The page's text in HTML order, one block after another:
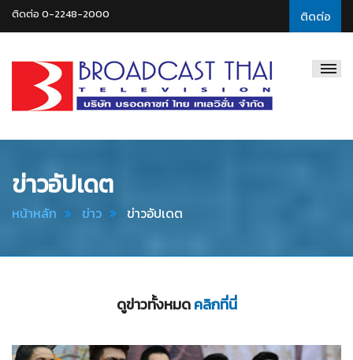
ติดต่อ
ติดต่อ 0-2248-2000
Thai
ข่าวอัปเดต
หน้าหลัก ข่าว ข่าวอัปเดต
ดูข่าวทั้งหมดคลิกที่นี่